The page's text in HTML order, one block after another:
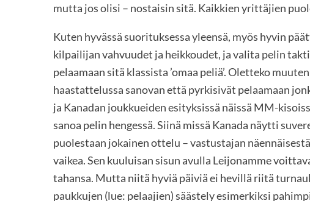
mutta jos olisi – nostaisin sitä. Kaikkien yrittäjien
Kuten hyvässä suorituksessa yleensä, myös hyvin
kilpailijan vahvuudet ja heikkoudet, ja valita pelin
pelaamaan sitä klassista ’omaa peliä’. Oletteko
haastattelussa sanovan että pyrkisivät pelaamaan
ja Kanadan joukkueiden esityksissä näissä MM-
sanoa pelin hengessä. Siinä missä Kanada näytti
puolestaan jokainen ottelu – vastustajan
vaikea. Sen kuuluisan sisun avulla Leijonamme
tahansa. Mutta niitä hyviä päiviä ei hevillä riitä
paukkujen (lue: pelaajien) säästely esimerkiksi